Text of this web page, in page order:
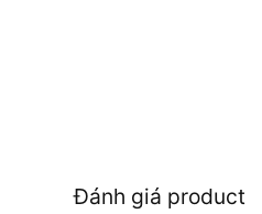
Đánh giá product